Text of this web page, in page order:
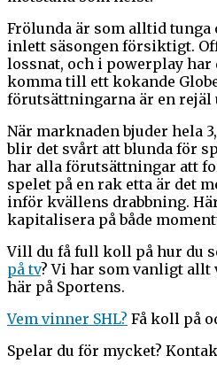
Frölunda är som alltid tunga
inlett säsongen försiktigt.
lossnat, och i powerplay har
komma till ett kokande
förutsättningarna är en rejäl
När marknaden bjuder hela
blir det svårt att blunda för
har alla förutsättningar att
spelet på en rak etta är det
inför kvällens drabbning.
kapitalisera på både
Vill du få full koll på hur du
på tv? Vi har som vanligt
här på Sportens.
Vem vinner SHL? Få koll på
Spelar du för mycket?